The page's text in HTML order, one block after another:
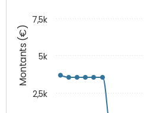
Montants (€)
2,5k
5k
7,5k